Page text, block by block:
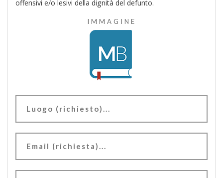
offensivi e/o lesivi della dignità del defunto.
IMMAGINE